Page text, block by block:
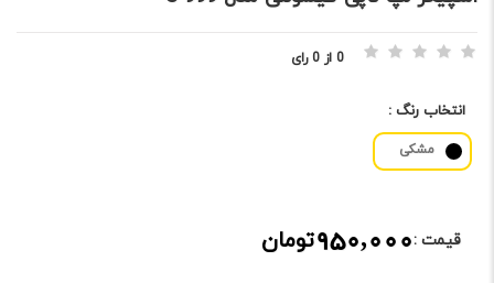
0 از 0 رای
انتخاب رنگ :
مشکی
قیمت :950,000تومان